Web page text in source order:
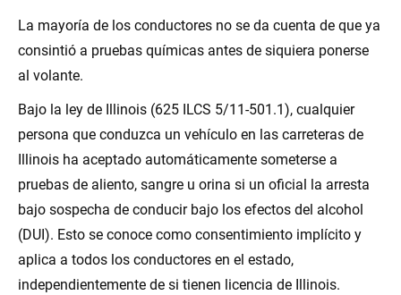
La mayoría de los conductores no se da cuenta de que ya
consintió a pruebas químicas antes de siquiera ponerse
al volante.
Bajo la ley de Illinois (625 ILCS 5/11-501.1), cualquier
persona que conduzca un vehículo en las carreteras de
Illinois ha aceptado automáticamente someterse a
pruebas de aliento, sangre u orina si un oficial la arresta
bajo sospecha de conducir bajo los efectos del alcohol
(DUI). Esto se conoce como consentimiento implícito y
aplica a todos los conductores en el estado,
independientemente de si tienen licencia de Illinois.